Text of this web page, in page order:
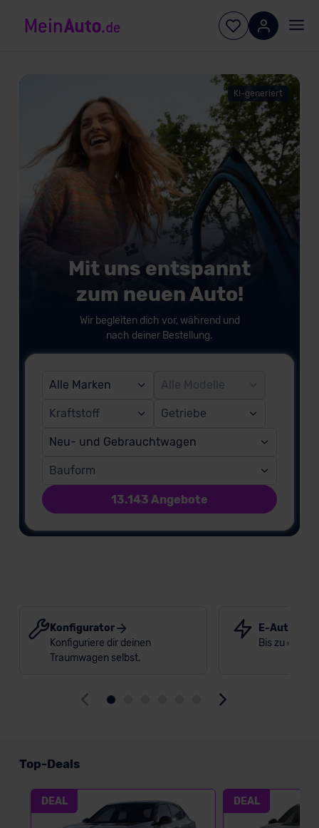
Mit uns entspannt
zum neuen Auto!
Wir begleiten dich vor, während und
nach deiner Bestellung.
KI-generiert
Alle Marken Alle Modelle
Neu- und Gebrauchtwagen
Bauform
Kraftstoff Getriebe
13.143 Angebote
Konfigurator
Konfiguriere dir deinen
Traumwagen selbst.
E-Auto-
Bis zu 6.000
Top-Deals
DEAL DEAL